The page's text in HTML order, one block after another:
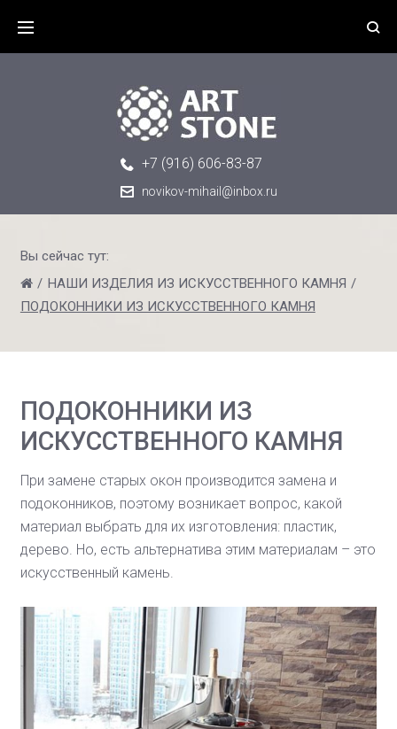
+7 (916) 606-83-87
novikov-mihail@inbox.ru
Вы сейчас тут:
/ НАШИ ИЗДЕЛИЯ ИЗ ИСКУССТВЕННОГО КАМНЯ /
ПОДОКОННИКИ ИЗ ИСКУССТВЕННОГО КАМНЯ
ПОДОКОННИКИ ИЗ
ИСКУССТВЕННОГО КАМНЯ
При замене старых окон производится замена и
подоконников, поэтому возникает вопрос, какой
материал выбрать для их изготовления: пластик,
дерево. Но, есть альтернатива этим материалам – это
искусственный камень.